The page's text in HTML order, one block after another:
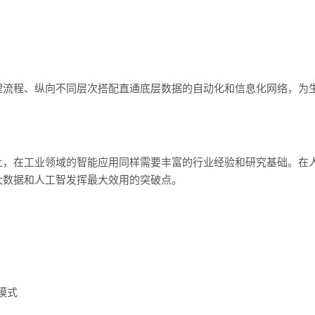
程、纵向不同层次搭配直通底层数据的自动化和信息化网络，
在工业领域的智能应用同样需要丰富的行业经验和研究基础。
据和人工智发挥最大效用的突破点。
式